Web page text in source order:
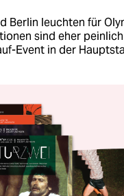
Berlin leuchten für
sind eher
Event in der